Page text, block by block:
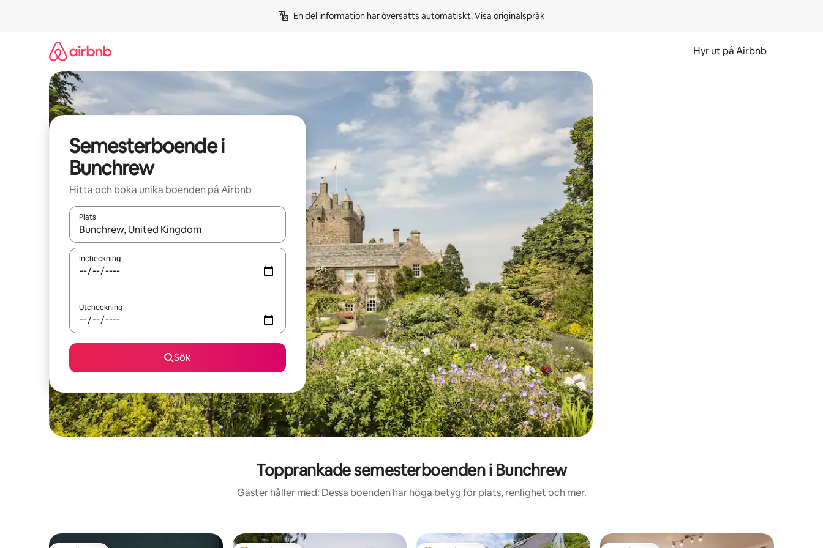
En del information har översatts automatiskt. Visa originalspråk
Hyr ut på Airbnb
Semesterboende i
Bunchrew
Hitta och boka unika boenden på Airbnb
Plats
När resultaten är tillgängliga kan du navigera med upp- och nedåtpilarna eller utforska genom att trycka eller svepa.
Incheckning
Utcheckning
Sök
Topprankade semesterboenden i Bunchrew
Gäster håller med: Dessa boenden har höga betyg för plats, renlighet och mer.